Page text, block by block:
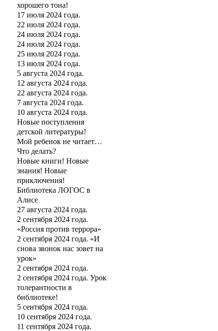
хорошего тона!
17 июля 2024 года.
22 июля 2024 года.
24 июля 2024 года.
24 июля 2024 года.
25 июля 2024 года.
13 июля 2024 года.
5 августа 2024 года.
12 августа 2024 года.
22 августа 2024 года.
7 августа 2024 года.
10 августа 2024 года.
Новые поступления
детской литературы!
Мой ребенок не читает…
Что делать?
Новые книги! Новые
знания! Новые
приключения!
Библиотека ЛОГОС в
Алисе
27 августа 2024 года.
2 сентября 2024 года.
«Россия против террора»
2 сентября 2024 года. «И
снова звонок нас зовет на
урок»
2 сентября 2024 года.
2 сентября 2024 года. Урок
толерантности в
библиотеке!
5 сентября 2024 года.
10 сентября 2024 года.
11 сентября 2024 года.